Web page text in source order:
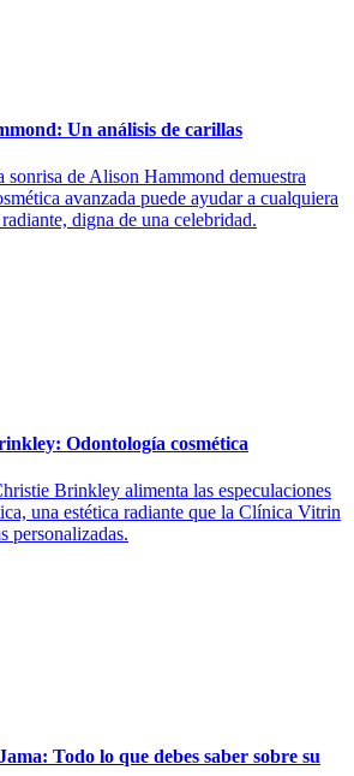
Un análisis de carillas
sonrisa de Alison Hammond demuestra
avanzada puede ayudar a cualquiera
digna de una celebridad.
Odontología cosmética
Brinkley alimenta las especulaciones
una estética radiante que la Clínica Vitrin
personalizadas.
Todo lo que debes saber sobre su